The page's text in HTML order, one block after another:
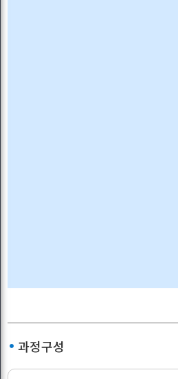
과정구성